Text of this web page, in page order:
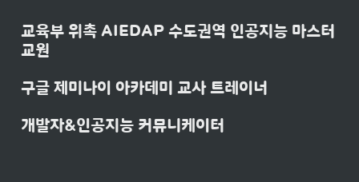
교육부 위촉 AIEDAP 수도권역 인공지능 마스터
교원
구글 제미나이 아카데미 교사 트레이너
개발자&인공지능 커뮤니케이터